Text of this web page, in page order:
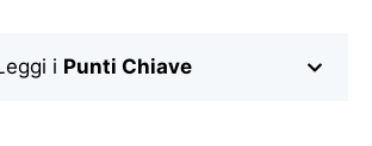
i Punti Chiave